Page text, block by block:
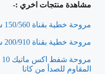
مشاهدة منتجات اخري :-
مروحة خطية بقناة 150/560 ساسو
مروحة خطية بقناة 200/910 ساسو
المقاوم للصدأ من كاتا